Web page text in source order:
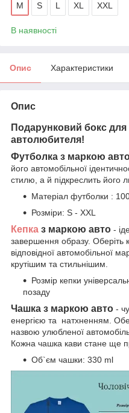
M S L XL XXL
В наявності
Опис Характеристики
Опис
Подарунковий бокс
автолюбителя!
Футболка з маркою
його автомобільної
стилю, а й підкреслить його
Матеріал футболки :
Розміри: S - XXL
Кепка з маркою авто -
завершення образу. Оберіть
відповідної автомобільної
крутішим та стильнішим.
Розмір кепки
позаду
Чашка з маркою авто -
енергією та натхненням.
назвою улюбленої
Кожна чашка кави стане ще
Об`єм чашки: 330 ml